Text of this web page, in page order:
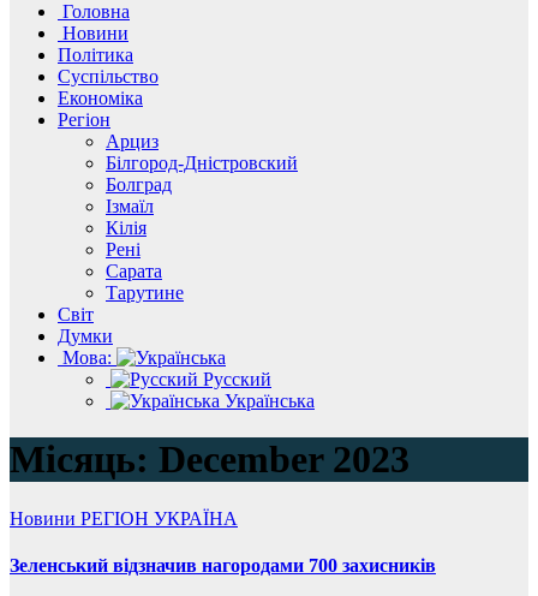
Головна
Новини
Політика
Суспільство
Економіка
Регіон
Арциз
Білгород-Дністровский
Болград
Ізмаїл
Кілія
Рені
Сарата
Тарутине
Світ
Думки
Мова:
Русский
Українська
Місяць: December 2023
Новини РЕГІОН УКРАЇНА
Зеленський відзначив нагородами 700 захисників